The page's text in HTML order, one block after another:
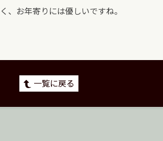
、お年寄りには優しいですね。
一覧に戻る